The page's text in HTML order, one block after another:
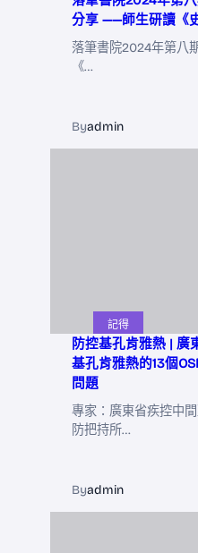
分享 ——師生研讀《
落筆書院2024年第八
《…
Byadmin
記得
防控基孔肯雅熱 | 廣
基孔肯雅熱的13個
問題
專家：廣東省疾控中
防把持所…
Byadmin